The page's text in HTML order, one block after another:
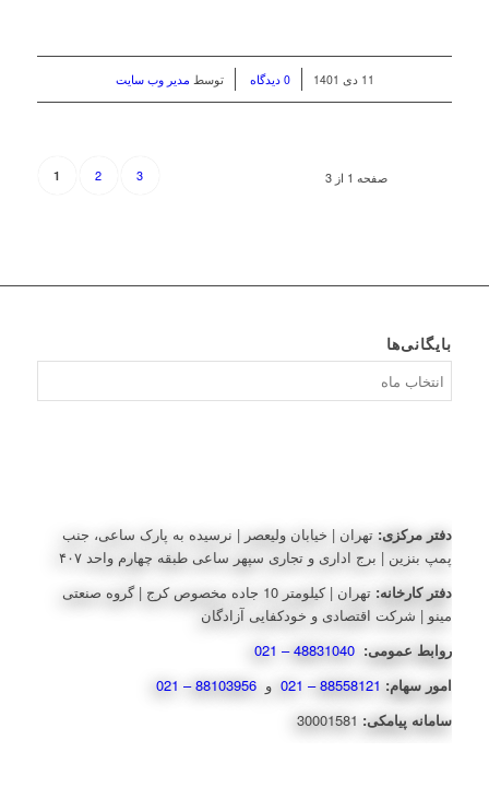
11 دی 1401/ 0 دیدگاه توسط مدیر وب سایت
صفحه 1 از 3 1 2 3
بایگانی‌ها
دفتر مرکزی: تهران | خیابان ولیعصر | نرسیده به پارک ساعی، جنب
پمپ بنزین | برج اداری و تجاری سپهر ساعی طبقه چهارم واحد ۴۰۷
دفتر کارخانه:
تهران | کیلومتر 10 جاده مخصوص کرج | گروه صنعتی
مینو | شرکت اقتصادی و خودکفایی آزادگان
روابط عمومی:
امور سهام: 88558121 – 021 و
سامانه پیامکی: